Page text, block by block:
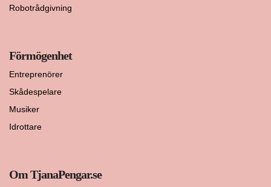
Robotrådgivning
Förmögenhet
Entreprenörer
Skådespelare
Musiker
Idrottare
Om TjanaPengar.se